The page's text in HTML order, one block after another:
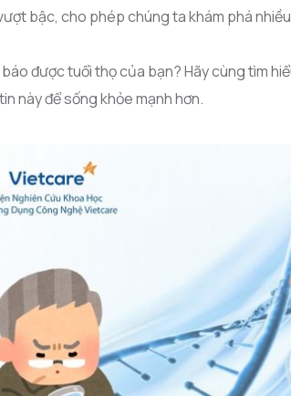
bậc, cho phép chúng ta khám phá
được tuổi thọ của bạn? Hãy cùng tìm
này để sống khỏe mạnh hơn.